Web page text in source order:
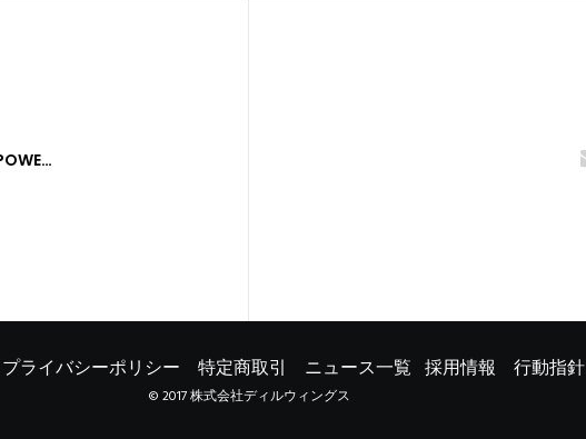
KIKUSUI PAN16-18A REGULATED DC POWER SUPPLY
プライバシーポリシー 特定商取引 ニュース一覧 採用情報 行動指針
© 2017 株式会社ディルウィングス